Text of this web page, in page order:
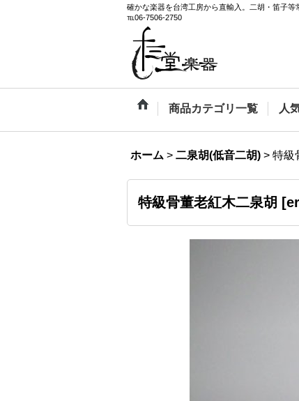
確かな楽器を台湾工房から直輸入。二胡・笛子等
℡06-7506-2750
商品カテゴリ一覧 人
ホーム > 二泉胡(低音二胡) > 特級
特級骨董老紅木二泉胡 [